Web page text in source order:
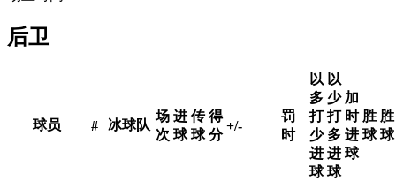
后卫
球员 # 冰球队
场
次
进
球
传
球
得
分
+/-
罚
时
以
多
打
少
进
球
以
少
打
多
进
球
加
时
进
球
胜
球
胜
球